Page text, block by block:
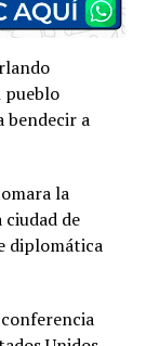
pueblo
bendecir a
la
de
diplomática